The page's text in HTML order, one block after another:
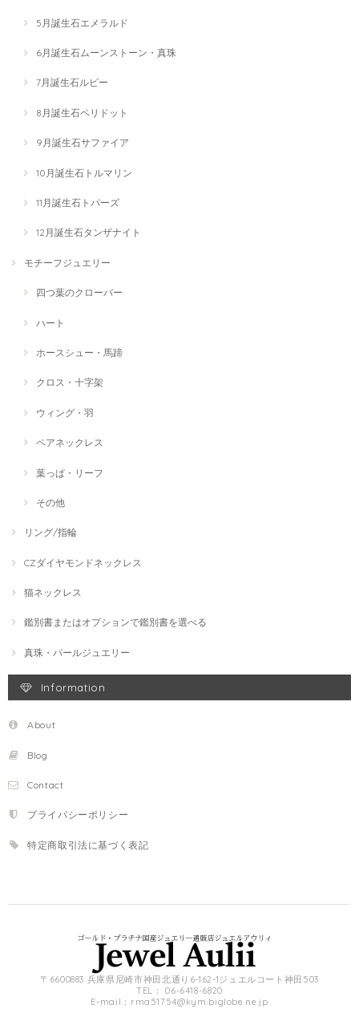
5月誕生石エメラルド
6月誕生石ムーンストーン・真珠
7月誕生石ルビー
8月誕生石ペリドット
9月誕生石サファイア
10月誕生石トルマリン
11月誕生石トパーズ
12月誕生石タンザナイト
モチーフジュエリー
四つ葉のクローバー
ハート
ホースシュー・馬蹄
クロス・十字架
ウィング・羽
ペアネックレス
葉っぱ・リーフ
その他
リング/指輪
CZダイヤモンドネックレス
猫ネックレス
鑑別書またはオプションで鑑別書を選べる
真珠・パールジュエリー
Information
About
Blog
Contact
プライバシーポリシー
特定商取引法に基づく表記
〒6600883 兵庫県尼崎市神田北通り6-162-1ジュエルコート神田503
TEL： 06-6418-6820
E-mail： rma51754@kym.biglobe.ne.jp